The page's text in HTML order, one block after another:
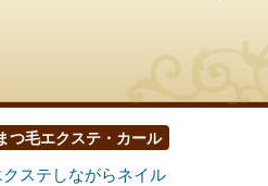
つ毛エクステ・カール
クステしながらネイル